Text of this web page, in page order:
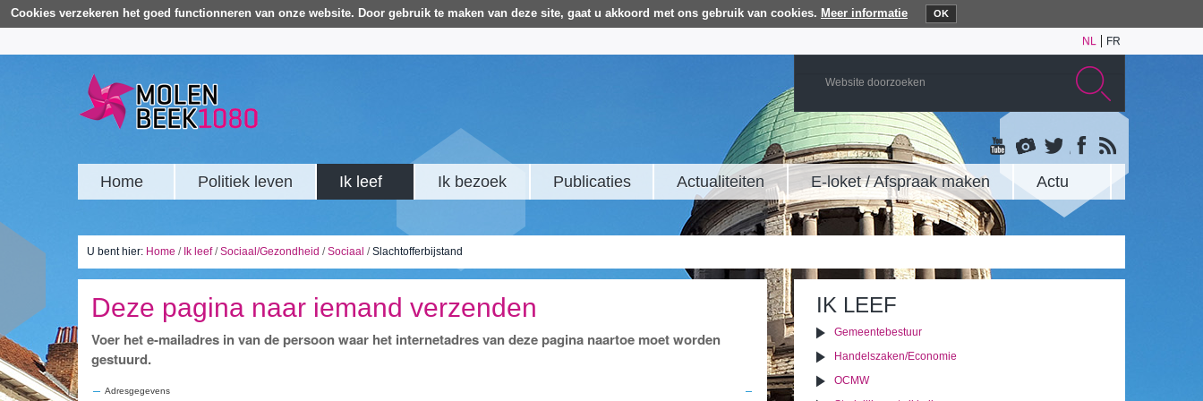
Cookies verzekeren het goed functionneren van onze website. Door gebruik te maken van deze site, gaat u akkoord met ons gebruik van cookies. Meer informatie OK
NL FR
Home Politiek leven Ik leef Ik bezoek Publicaties Actualiteiten E-loket / Afspraak maken Actu
U bent hier: Home / Ik leef /Sociaal/Gezondheid /Sociaal /Slachtofferbijstand
Deze pagina naar iemand verzenden
Voer het e-mailadres in van de persoon waar het internetadres van deze pagina naartoe moet worden
gestuurd.
Adresgegevens
IK LEEF
Gemeentebestuur
Handelszaken/Economie
OCMW